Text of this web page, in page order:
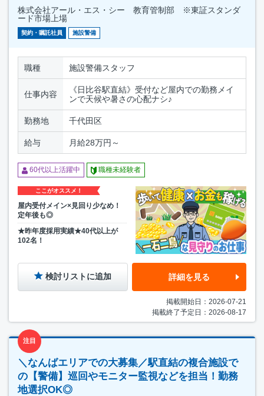
株式会社アール・エス・シー 教育管制部 ※東証スタンダ
ード市場上場
契約・嘱託社員 施設警備
職種 施設警備スタッフ
仕事内容
《日比谷駅直結》受付など屋内での勤務メイ
ンで天候や暑さの心配ナシ♪
勤務地 千代田区
給与 月給28万円～
60代以上活躍中 職種未経験者
ここがオススメ！
屋内受付メイン×見回り少なめ！
定年後も◎
★昨年度採用実績★40代以上が
102名！
検討リストに追加 詳細を見る
掲載開始日：2026-07-21
掲載終了予定日：2026-08-17
注目
＼なんばエリアでの大募集／駅直結の複合施設で
の【警備】巡回やモニター監視などを担当！勤務
地選択OK◎